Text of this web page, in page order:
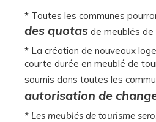
* Toutes les communes
des quotas de meublés de
* La création de nouveaux
courte durée en meublé de
soumis dans toutes les
autorisation de
* Les meublés de tourisme